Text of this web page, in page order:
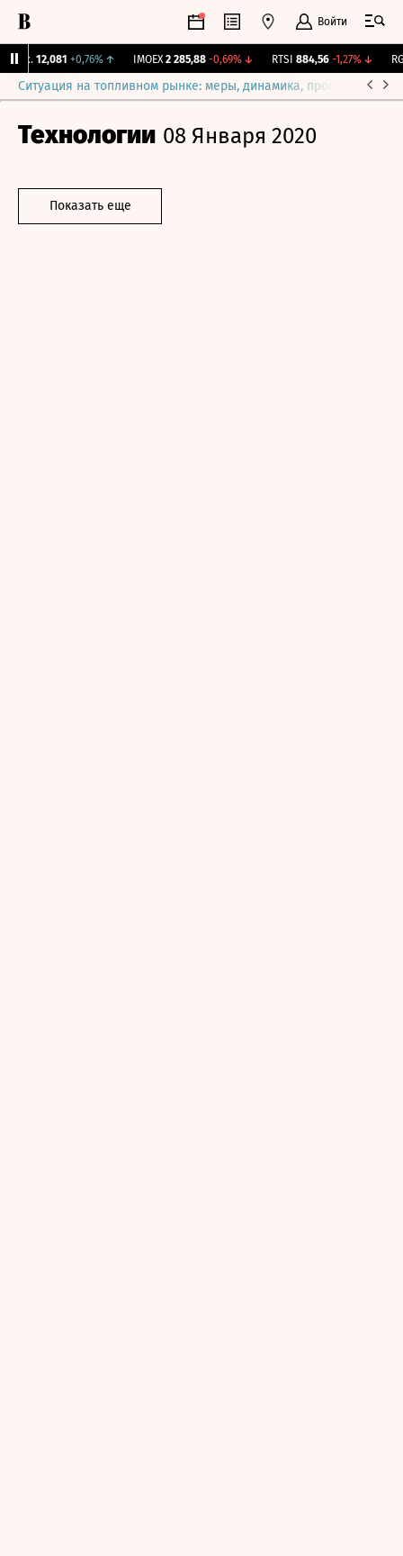
Войти
12,081 +0,76%↑ IMOEX 2 285,88 -0,69%↓ RTSI 884,56 -1,27%↓
Ситуация на топливном рынке: меры, динамика, прогнозы
Технологии 08 Января 2020
Показать еще